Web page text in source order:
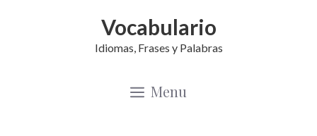
Vocabulario
Idiomas, Frases y Palabras
Menu